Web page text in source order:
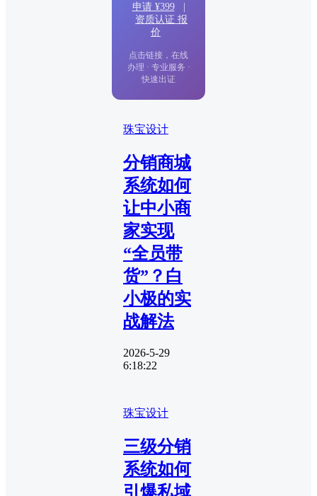
申请 ¥399
资质认证 报
价
点击链接，在线
办理 · 专业服务 ·
快速出证
珠宝设计
分销商城
系统如何
让中小商
家实现
“全员带
货”？白
小极的实
战解法
2026-5-29
6:18:22
珠宝设计
三级分销
系统如何
引爆私域